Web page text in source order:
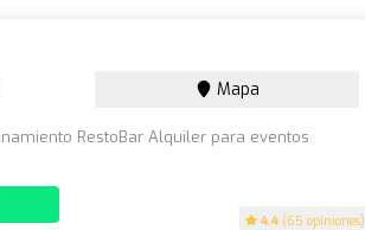
4.4 (65 opiniones)
Mapa
RestoBar Alquiler para eventos